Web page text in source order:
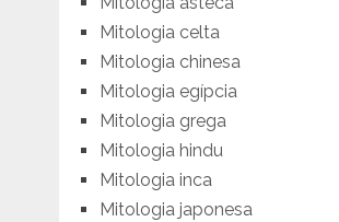
Mitologia celta
Mitologia chinesa
Mitologia egípcia
Mitologia grega
Mitologia hindu
Mitologia inca
Mitologia japonesa